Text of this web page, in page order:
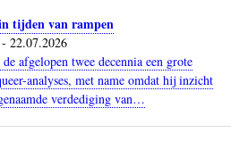
tijden van rampen
- 22.07.2026
afgelopen twee decennia een grote
analyses, met name omdat hij inzicht
verdediging van…